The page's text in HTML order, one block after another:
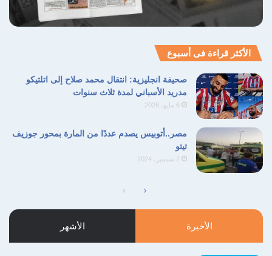
الأكثر قراءة فى أسبوع
صحيفة انجليزية: انتقال محمد صلاح إلى اتلتيكو
مدريد الأسباني لمدة ثلاث سنوات
6 مايو، 2026
مصر..أتوبيس يصدم عددًا من المارة بمحور جوزيف
تيتو
2 سبتمبر، 2024
الصفحةالصفحة
الأخيرة الأشهر